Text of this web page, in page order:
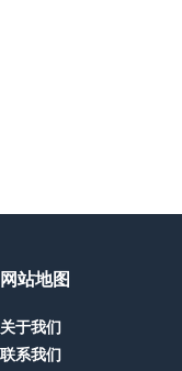
网站地图
关于我们
联系我们